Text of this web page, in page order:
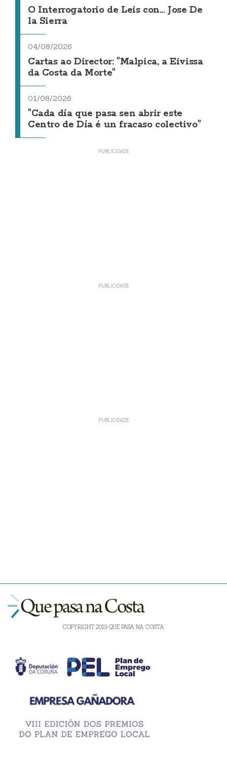
O Interrogatorio de Leis con... Jose De
la Sierra
04/08/2026
Cartas ao Director: "Malpica, a Eivissa
da Costa da Morte"
01/08/2026
"Cada día que pasa sen abrir este
Centro de Día é un fracaso colectivo"
COPYRIGHT 2019 QUE PASA NA COSTA